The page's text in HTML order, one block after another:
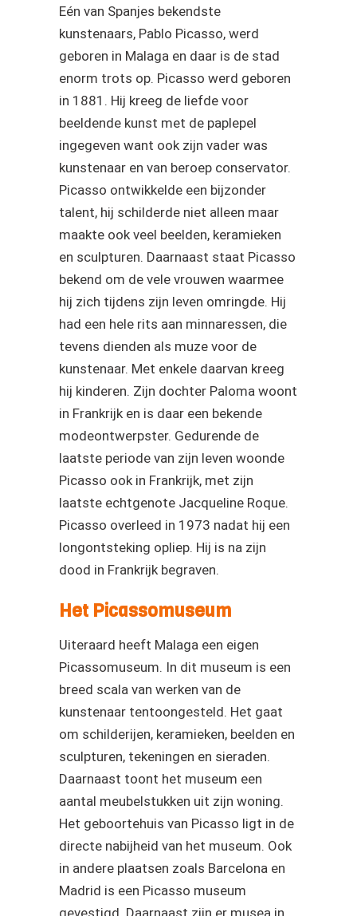
Eén van Spanjes bekendste
kunstenaars, Pablo Picasso, werd
geboren in Malaga en daar is de stad
enorm trots op. Picasso werd geboren
in 1881. Hij kreeg de liefde voor
beeldende kunst met de paplepel
ingegeven want ook zijn vader was
kunstenaar en van beroep conservator.
Picasso ontwikkelde een bijzonder
talent, hij schilderde niet alleen maar
maakte ook veel beelden, keramieken
en sculpturen. Daarnaast staat Picasso
bekend om de vele vrouwen waarmee
hij zich tijdens zijn leven omringde. Hij
had een hele rits aan minnaressen, die
tevens dienden als muze voor de
kunstenaar. Met enkele daarvan kreeg
hij kinderen. Zijn dochter Paloma woont
in Frankrijk en is daar een bekende
modeontwerpster. Gedurende de
laatste periode van zijn leven woonde
Picasso ook in Frankrijk, met zijn
laatste echtgenote Jacqueline Roque.
Picasso overleed in 1973 nadat hij een
longontsteking opliep. Hij is na zijn
dood in Frankrijk begraven.
Het Picassomuseum
Uiteraard heeft Malaga een eigen
Picassomuseum. In dit museum is een
breed scala van werken van de
kunstenaar tentoongesteld. Het gaat
om schilderijen, keramieken, beelden en
sculpturen, tekeningen en sieraden.
Daarnaast toont het museum een
aantal meubelstukken uit zijn woning.
Het geboortehuis van Picasso ligt in de
directe nabijheid van het museum. Ook
in andere plaatsen zoals Barcelona en
Madrid is een Picasso museum
gevestigd. Daarnaast zijn er musea in